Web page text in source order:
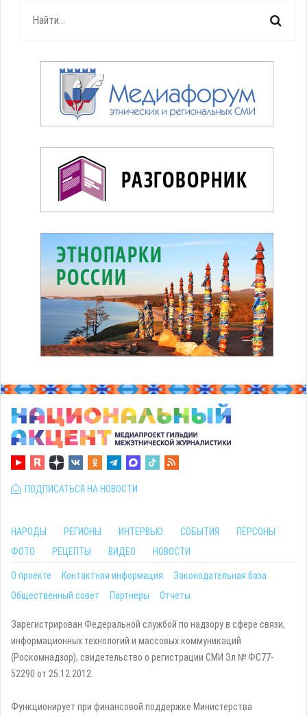
ПОДПИСАТЬСЯ НА НОВОСТИ
НАРОДЫ РЕГИОНЫ ИНТЕРВЬЮ СОБЫТИЯ
ПЕРСОНЫ
ФОТО
РЕЦЕПТЫ ВИДЕО НОВОСТИ
О проекте Контактная информация
Законодательная база
Общественный совет
Партнеры Отчеты
Зарегистрирован Федеральной службой по надзору в сфере связи,
информационных технологий и массовых коммуникаций
(Роскомнадзор), свидетельство о регистрации СМИ Эл № ФС77-
52290 от 25.12.2012.
Функционирует при финансовой поддержке Министерства